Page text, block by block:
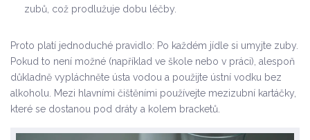
zubů, což prodlužuje dobu léčby.
Proto platí jednoduché pravidlo: Po každém jídle si umyjte zuby.
Pokud to není možné (například ve škole nebo v práci), alespoň
důkladně vypláchněte ústa vodou a použijte ústní vodku bez
alkoholu. Mezi hlavními čištěními používejte mezizubní kartáčky,
které se dostanou pod dráty a kolem bracketů.